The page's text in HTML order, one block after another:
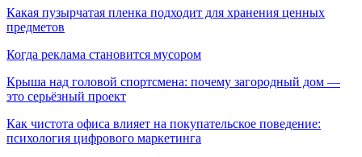
Какая пузырчатая пленка подходит для хранения ценных
предметов
Когда реклама становится мусором
Крыша над головой спортсмена: почему загородный дом —
это серьёзный проект
Как чистота офиса влияет на покупательское поведение:
психология цифрового маркетинга